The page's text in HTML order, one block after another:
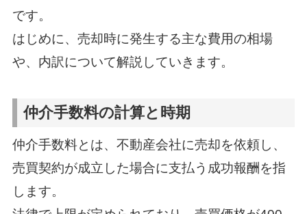
です。
はじめに、売却時に発生する主な費用の相場
や、内訳について解説していきます。
仲介手数料の計算と時期
仲介手数料とは、不動産会社に売却を依頼し、
売買契約が成立した場合に支払う成功報酬を指
します。